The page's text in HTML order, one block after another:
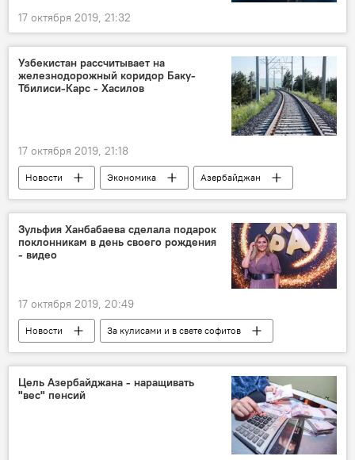
17 октября 2019, 21:32
Узбекистан рассчитывает на
железнодорожный коридор Баку-
Тбилиси-Карс - Хасилов
17 октября 2019, 21:18
Новости Экономика
Азербайджан
Новости мира
Баку-Тбилиси-Карс
Узбекистан
Зульфия Ханбабаева сделала подарок
поклонникам в день своего рождения
- видео
17 октября 2019, 20:49
Новости
За кулисами и в свете софитов
Культура
ЖИЗНЬ
Азербайджан
День рождения
подарок
Зульфия Ханбабаева
Цель Азербайджана - наращивать
"вес" пенсий